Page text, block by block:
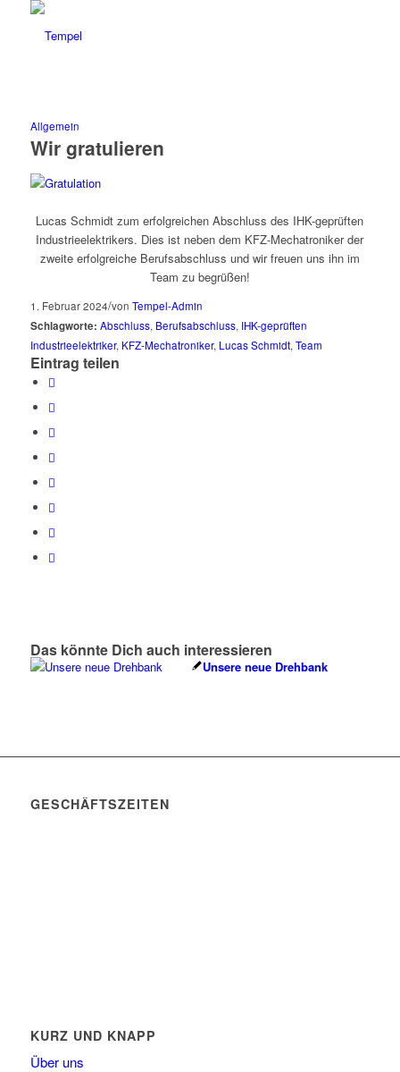
Allgemein
Wir gratulieren
Lucas Schmidt zum erfolgreichen Abschluss des IHK-geprüften
Industrieelektrikers. Dies ist neben dem KFZ-Mechatroniker der
zweite erfolgreiche Berufsabschluss und wir freuen uns ihn im
Team zu begrüßen!
1. Februar 2024/von Tempel-Admin
Schlagworte: Abschluss, Berufsabschluss, IHK-geprüften
Industrieelektriker, KFZ-Mechatroniker, Lucas Schmidt, Team
Eintrag teilen
Das könnte Dich auch interessieren
Unsere neue Drehbank
GESCHÄFTSZEITEN
KURZ UND KNAPP
Über uns